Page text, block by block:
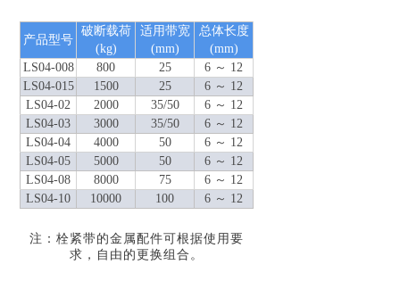
产品型号
破断载荷
(kg)
适用带宽
(mm)
总体长度
(mm)
LS04-008
800 25
6 ～ 12
LS04-015
1500 25
6 ～ 12
LS04-02
2000 35/50
6 ～ 12
LS04-03
3000 35/50
6 ～ 12
LS04-04
4000 50
6 ～ 12
LS04-05
5000 50
6 ～ 12
LS04-08
8000 75
6 ～ 12
LS04-10
10000 100 6 ～ 12
注：栓紧带的金属配件可根据使用要
求，自由的更换组合。